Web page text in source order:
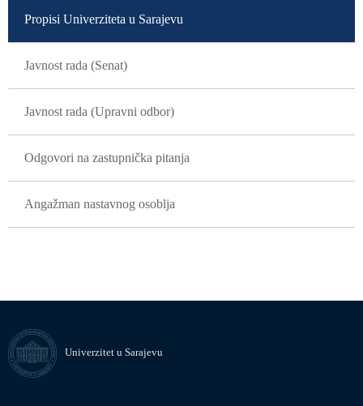
Propisi Univerziteta u Sarajevu
Javnost rada (Senat)
Javnost rada (Upravni odbor)
Odgovori na zastupnička pitanja
Angažman nastavnog osoblja
Univerzitet u Sarajevu